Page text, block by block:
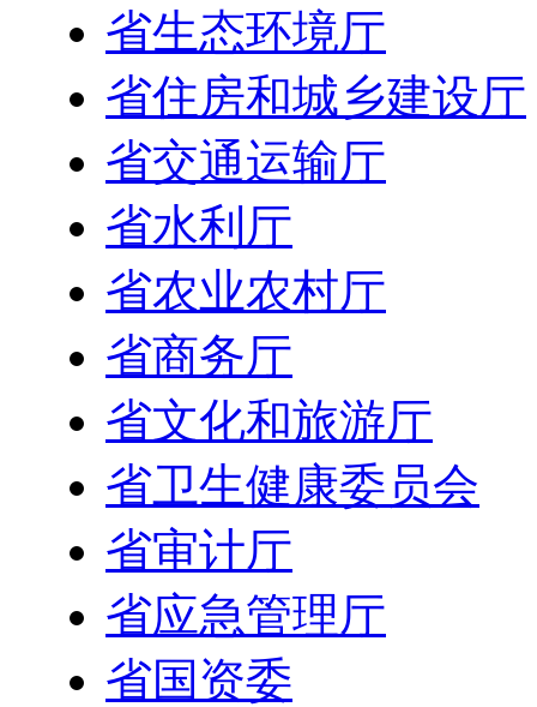
省生态环境厅
省住房和城乡建设厅
省交通运输厅
省水利厅
省农业农村厅
省商务厅
省文化和旅游厅
省卫生健康委员会
省审计厅
省应急管理厅
省国资委